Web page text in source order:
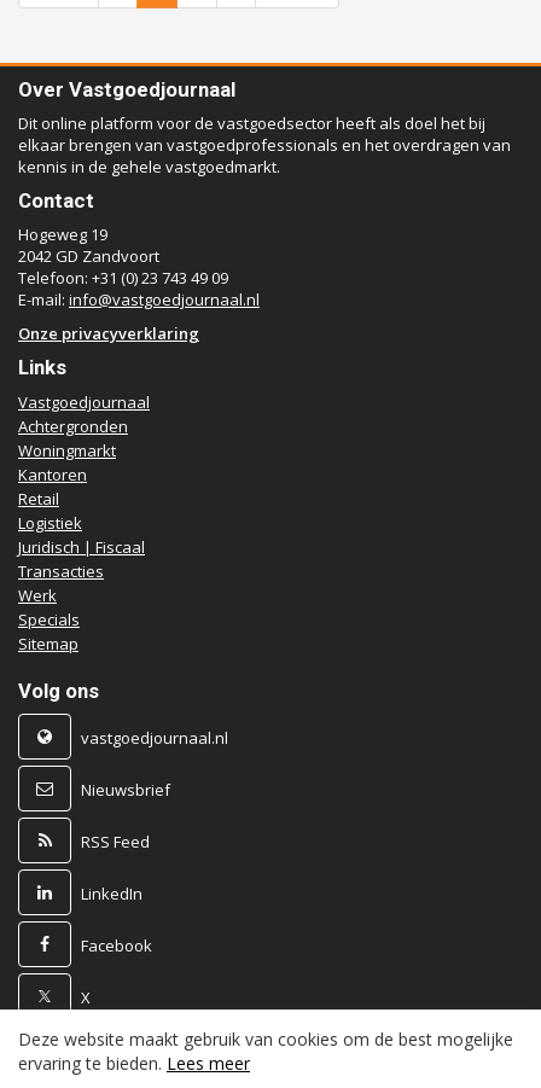
Over Vastgoedjournaal
Dit online platform voor de vastgoedsector heeft als doel het bij
elkaar brengen van vastgoedprofessionals en het overdragen van
kennis in de gehele vastgoedmarkt.
Contact
Hogeweg 19
2042 GD Zandvoort
Telefoon: +31 (0) 23 743 49 09
E-mail: info@vastgoedjournaal.nl
Onze privacyverklaring
Links
Vastgoedjournaal
Achtergronden
Woningmarkt
Kantoren
Retail
Logistiek
Juridisch | Fiscaal
Transacties
Werk
Specials
Sitemap
Volg ons
vastgoedjournaal.nl
Nieuwsbrief
RSS Feed
LinkedIn
Facebook
X
Powered by
Deze website maakt gebruik van cookies om de best mogelijke
ervaring te bieden. Lees meer